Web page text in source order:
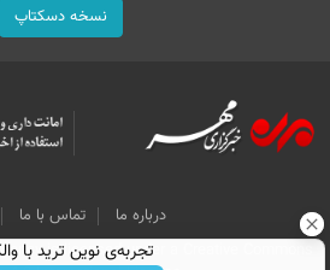
نسخه دسکتاپ
درباره ما تماس با ما
is licensed under a Creative Commons
تجربه‌ی نوین ترید با